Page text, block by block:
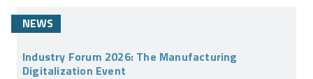
NEWS
Industry Forum 2026: The Manufacturing
Digitalization Event